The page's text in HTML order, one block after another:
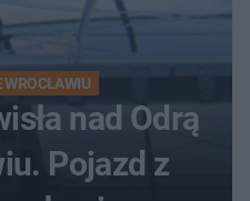
WROCŁAWIU
nad Odrą
Pojazd z